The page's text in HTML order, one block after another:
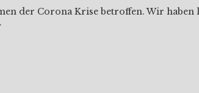
der Corona Krise betroffen. Wir